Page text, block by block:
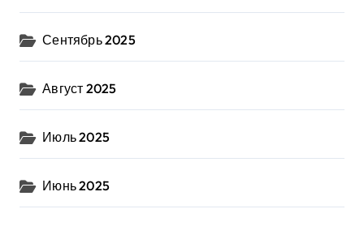
Сентябрь 2025
Август 2025
Июль 2025
Июнь 2025